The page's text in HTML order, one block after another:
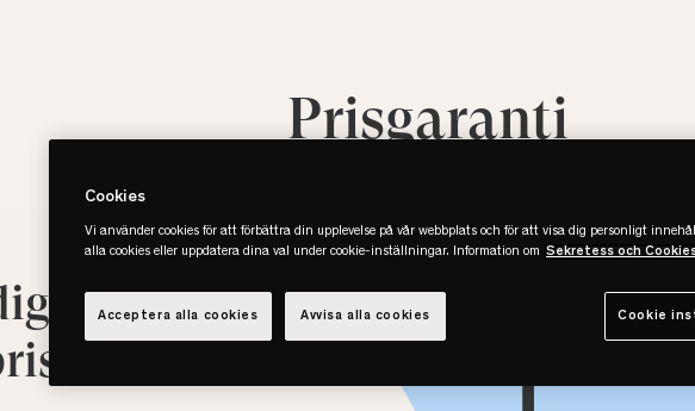
Prisgaranti
inte platt för
Cookies
Vi använder cookies för att förbättra din upplevelse på vår webbplats och för att visa dig personligt
alla cookies eller uppdatera dina val under cookie-inställningar. Information om Sekretess och
Cookie
Avvisa alla cookies
Acceptera alla cookies